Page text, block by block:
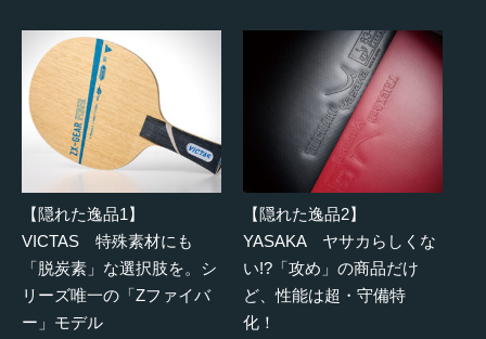
【隠れた逸品1】
VICTAS 特殊素材にも
「脱炭素」な選択肢を。シ
リーズ唯一の「Zファイバ
ー」モデル
【隠れた逸品2】
YASAKA ヤサカらしくな
い!?「攻め」の商品だけ
ど、性能は超・守備特
化！